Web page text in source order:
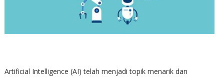
Artificial Intelligence (AI) telah menjadi topik menarik dan